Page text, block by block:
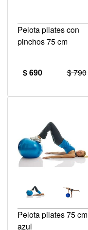
Pelota pilates con
pinchos 75 cm
$ 690 $ 790
Pelota pilates 75 cm
azul